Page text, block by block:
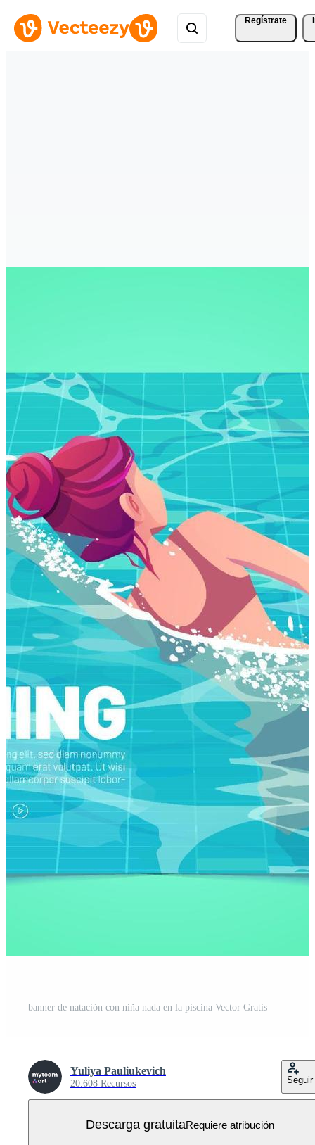
Regístrate
banner de natación con niña nada en la piscina Vector Gratis
Yuliya Pauliukevich
20.608 Recursos Seguir
Descarga gratuitaRequiere atribución